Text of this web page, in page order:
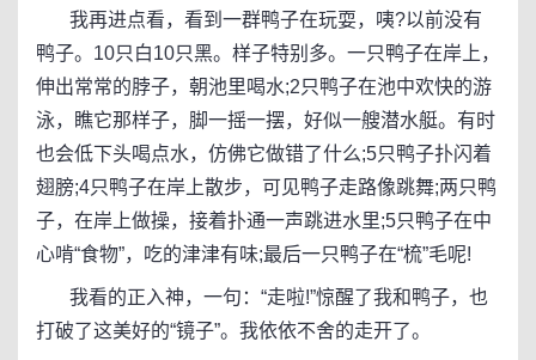
我再进点看，看到一群鸭子在玩耍，咦?以前没有
鸭子。10只白10只黑。样子特别多。一只鸭子在岸上，
伸出常常的脖子，朝池里喝水;2只鸭子在池中欢快的游
泳，瞧它那样子，脚一摇一摆，好似一艘潜水艇。有时
也会低下头喝点水，仿佛它做错了什么;5只鸭子扑闪着
翅膀;4只鸭子在岸上散步，可见鸭子走路像跳舞;两只鸭
子，在岸上做操，接着扑通一声跳进水里;5只鸭子在中
心啃“食物”，吃的津津有味;最后一只鸭子在“梳”毛呢!
我看的正入神，一句：“走啦!”惊醒了我和鸭子，也
打破了这美好的“镜子”。我依依不舍的走开了。